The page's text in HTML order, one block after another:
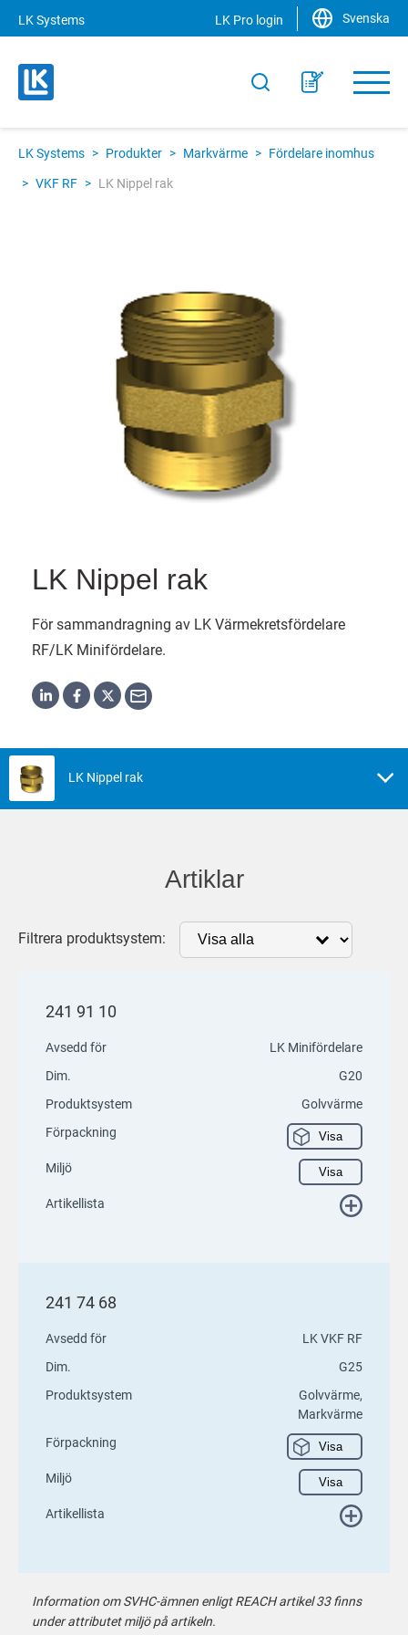
LK Systems LK Pro login Svenska
LK Systems > Produkter > Markvärme > Fördelare inomhus
> VKF RF > LK Nippel rak
LK Nippel rak
För sammandragning av LK Värmekretsfördelare
RF/LK Minifördelare.
LK Nippel rak
Artiklar
Filtrera produktsystem:
241 91 10
Avsedd för
LK Minifördelare
Dim.
G20
Produktsystem
Golvvärme
Förpackning
Visa
Miljö Visa
Artikellista
241 74 68
Avsedd för
LK VKF RF
Dim.
G25
Produktsystem
Golvvärme,
Markvärme
Förpackning
Visa
Miljö Visa
Artikellista
Information om SVHC-ämnen enligt REACH artikel 33 finns
under attributet miljö på artikeln.